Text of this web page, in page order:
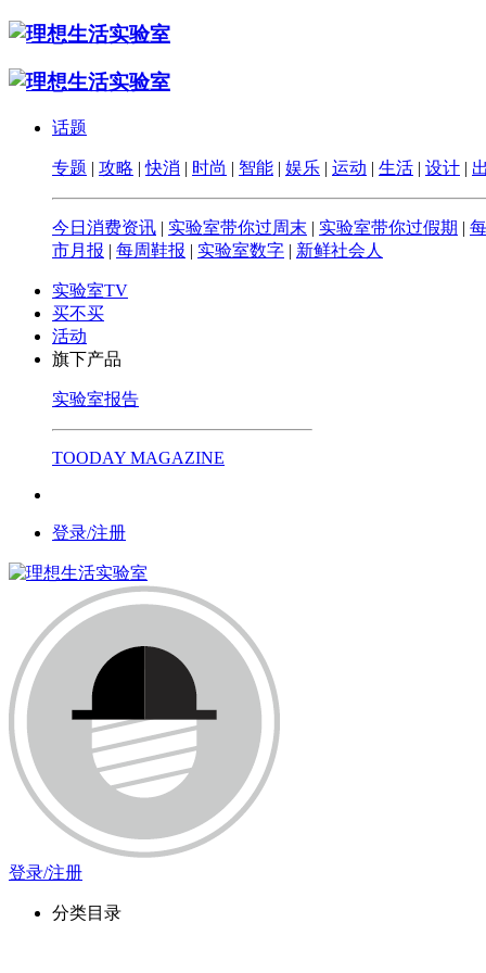
话题
专题 | 攻略 | 快消 | 时尚 | 智能 | 娱乐 | 运动 | 生活 | 设计 |
今日消费资讯 | 实验室带你过周末 | 实验室带你过假期 |
市月报 | 每周鞋报 | 实验室数字 | 新鲜社会人
实验室TV
买不买
活动
旗下产品
实验室报告
TOODAY MAGAZINE
登录/注册
登录/注册
分类目录